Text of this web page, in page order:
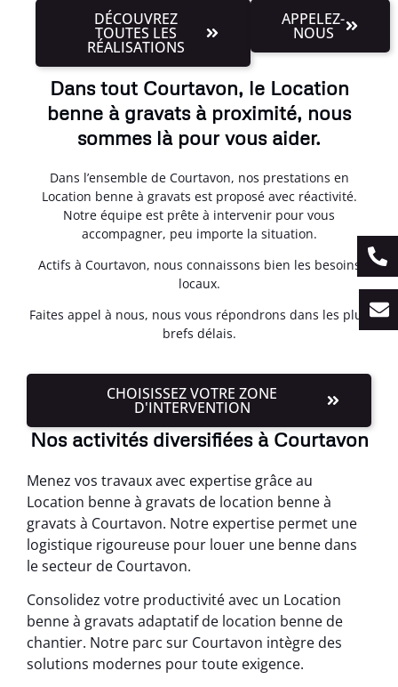
DÉCOUVREZ
TOUTES LES
RÉALISATIONS
APPELEZ-
NOUS
Dans tout Courtavon, le Location
benne à gravats à proximité, nous
sommes là pour vous aider.
Dans l’ensemble de Courtavon, nos prestations en
Location benne à gravats est proposé avec réactivité.
Notre équipe est prête à intervenir pour vous
accompagner, peu importe la situation.
Actifs à Courtavon, nous connaissons bien les besoins
locaux.
Faites appel à nous, nous vous répondrons dans les plus
brefs délais.
CHOISISSEZ VOTRE ZONE
D'INTERVENTION
Nos activités diversifiées à Courtavon
Menez vos travaux avec expertise grâce au
Location benne à gravats de location benne à
gravats à Courtavon. Notre expertise permet une
logistique rigoureuse pour louer une benne dans
le secteur de Courtavon.
Consolidez votre productivité avec un Location
benne à gravats adaptatif de location benne de
chantier. Notre parc sur Courtavon intègre des
solutions modernes pour toute exigence.